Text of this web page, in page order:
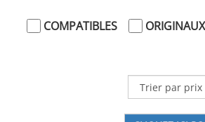
COMPATIBLES ORIGINAUX